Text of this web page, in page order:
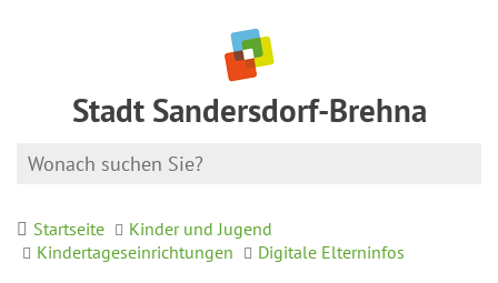
Stadt Sandersdorf-Brehna
Startseite
Kinder und Jugend
Kindertageseinrichtungen
Digitale Elterninfos